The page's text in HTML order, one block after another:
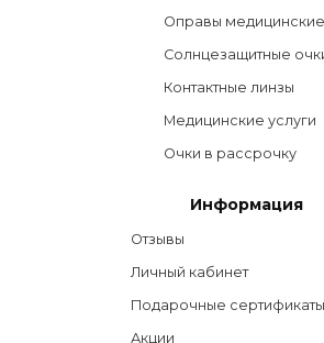
Оправы медицинские
Солнцезащитные
Контактные линзы
Медицинские услуги
Очки в рассрочку
Информация
Отзывы
Личный кабинет
Подарочные сертификаты
Акции